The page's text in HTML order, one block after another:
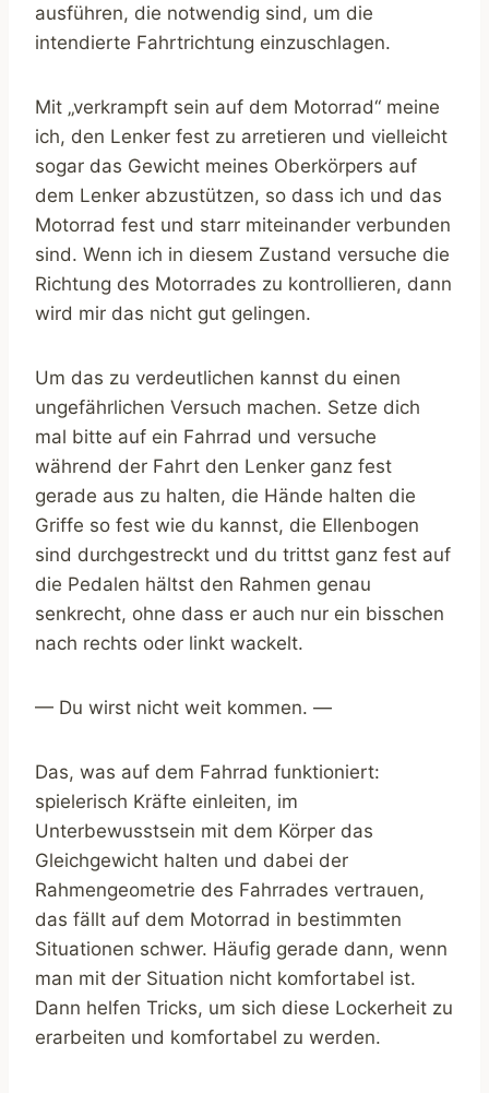
ausführen, die notwendig sind, um die
intendierte Fahrtrichtung einzuschlagen.
Mit „verkrampft sein auf dem Motorrad“ meine
ich, den Lenker fest zu arretieren und vielleicht
sogar das Gewicht meines Oberkörpers auf
dem Lenker abzustützen, so dass ich und das
Motorrad fest und starr miteinander verbunden
sind. Wenn ich in diesem Zustand versuche die
Richtung des Motorrades zu kontrollieren, dann
wird mir das nicht gut gelingen.
Um das zu verdeutlichen kannst du einen
ungefährlichen Versuch machen. Setze dich
mal bitte auf ein Fahrrad und versuche
während der Fahrt den Lenker ganz fest
gerade aus zu halten, die Hände halten die
Griffe so fest wie du kannst, die Ellenbogen
sind durchgestreckt und du trittst ganz fest auf
die Pedalen hältst den Rahmen genau
senkrecht, ohne dass er auch nur ein bisschen
nach rechts oder linkt wackelt.
— Du wirst nicht weit kommen. —
Das, was auf dem Fahrrad funktioniert:
spielerisch Kräfte einleiten, im
Unterbewusstsein mit dem Körper das
Gleichgewicht halten und dabei der
Rahmengeometrie des Fahrrades vertrauen,
das fällt auf dem Motorrad in bestimmten
Situationen schwer. Häufig gerade dann, wenn
man mit der Situation nicht komfortabel ist.
Dann helfen Tricks, um sich diese Lockerheit zu
erarbeiten und komfortabel zu werden.